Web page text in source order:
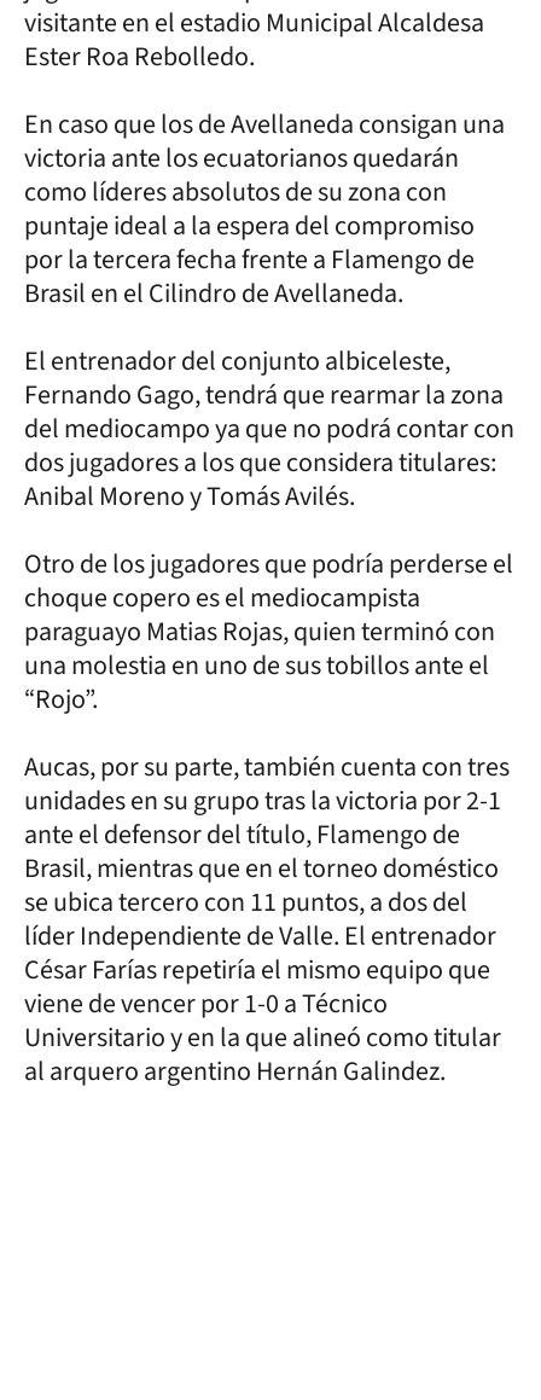
visitante en el estadio Municipal Alcaldesa
Ester Roa Rebolledo.
En caso que los de Avellaneda consigan una
victoria ante los ecuatorianos quedarán
como líderes absolutos de su zona con
puntaje ideal a la espera del compromiso
por la tercera fecha frente a Flamengo de
Brasil en el Cilindro de Avellaneda.
El entrenador del conjunto albiceleste,
Fernando Gago, tendrá que rearmar la zona
del mediocampo ya que no podrá contar con
dos jugadores a los que considera titulares:
Anibal Moreno y Tomás Avilés.
Otro de los jugadores que podría perderse el
choque copero es el mediocampista
paraguayo Matias Rojas, quien terminó con
una molestia en uno de sus tobillos ante el
“Rojo”.
Aucas, por su parte, también cuenta con tres
unidades en su grupo tras la victoria por 2-1
ante el defensor del título, Flamengo de
Brasil, mientras que en el torneo doméstico
se ubica tercero con 11 puntos, a dos del
líder Independiente de Valle. El entrenador
César Farías repetiría el mismo equipo que
viene de vencer por 1-0 a Técnico
Universitario y en la que alineó como titular
al arquero argentino Hernán Galindez.